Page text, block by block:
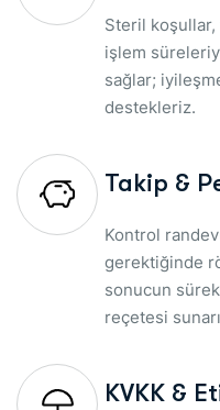
Steril koşullar,
işlem
sağlar;
destekleriz.
Takip &
Kontrol
gerektiğinde
sonucun
reçetesi
KVKK &